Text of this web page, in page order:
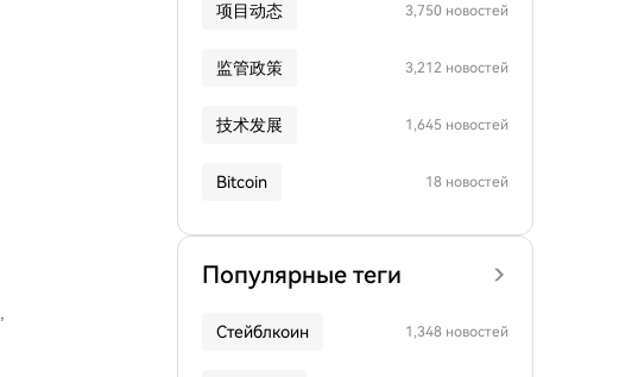
,
项目动态 3,750 новостей
监管政策 3,212 новостей
技术发展 1,645 новостей
Bitcoin 18 новостей
Популярные теги
Стейблкоин 1,348 новостей